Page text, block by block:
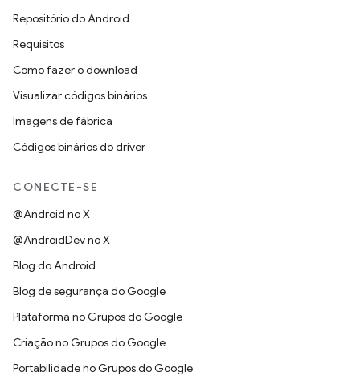
Repositório do Android
Requisitos
Como fazer o download
Visualizar códigos binários
Imagens de fábrica
Códigos binários do driver
CONECTE-SE
@Android no X
@AndroidDev no X
Blog do Android
Blog de segurança do Google
Plataforma no Grupos do Google
Criação no Grupos do Google
Portabilidade no Grupos do Google